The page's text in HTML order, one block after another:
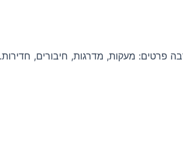
פרטים: מעקות, מדרגות, חיבורים, חדירות.